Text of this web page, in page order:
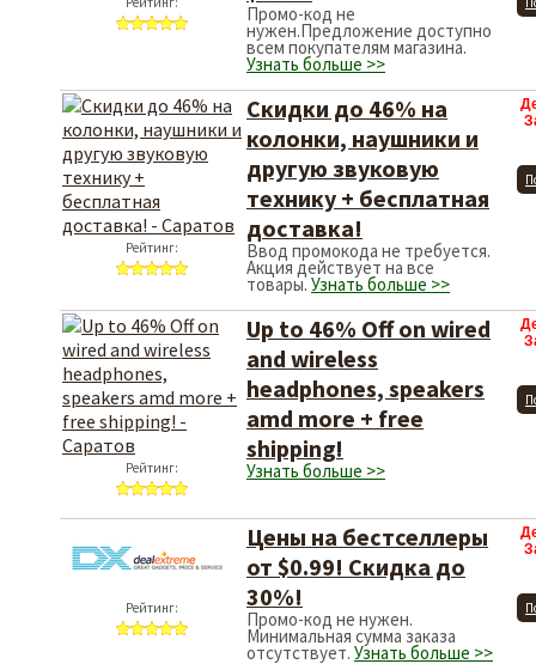
Промо-код не
нужен.Предложение доступно
всем покупателям магазина.
Узнать больше >>
Рейтинг:
Скидки до 46% на
колонки, наушники и
другую звуковую
технику + бесплатная
доставка!
Ввод промокода не требуется.
Акция действует на все
товары. Узнать больше >>
Рейтинг:
Up to 46% Off on wired
and wireless
headphones, speakers
amd more + free
shipping!
Узнать больше >>
Рейтинг:
Цены на бестселлеры
от $0.99! Скидка до
30%!
Промо-код не нужен.
Минимальная сумма заказа
отсутствует. Узнать больше >>